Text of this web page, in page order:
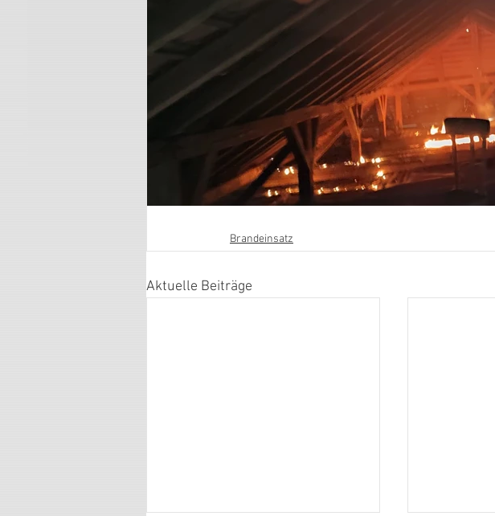
Brandeinsatz
Aktuelle Beiträge